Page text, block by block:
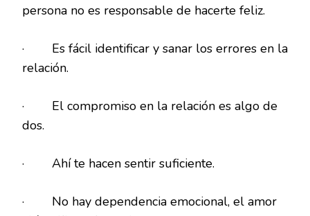
persona no es responsable de hacerte feliz.
· Es fácil identificar y sanar los errores en la
relación.
· El compromiso en la relación es algo de
dos.
· Ahí te hacen sentir suficiente.
· No hay dependencia emocional, el amor